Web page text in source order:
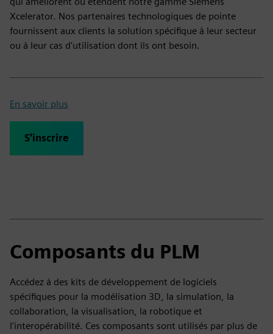
Xcelerator. Nos partenaires technologiques de pointe
fournissent aux clients la solution spécifique à leur secteur
ou à leur cas d'utilisation dont ils ont besoin.
En savoir plus
S'inscrire
Composants du PLM
Accédez à des kits de développement de logiciels
spécifiques pour la modélisation 3D, la simulation, la
collaboration, la visualisation, la robotique et
l'interopérabilité. Ces composants sont utilisés par plus de